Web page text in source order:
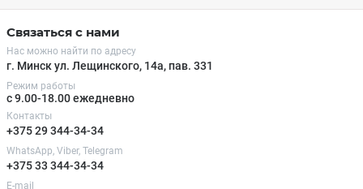
Связаться с нами
Нас можно найти по адресу
г. Минск ул. Лещинского, 14а, пав. 331
Режим работы
с 9.00-18.00 ежедневно
Контакты
+375 29 344-34-34
WhatsApp, Viber, Telegram
+375 33 344-34-34
E-mail